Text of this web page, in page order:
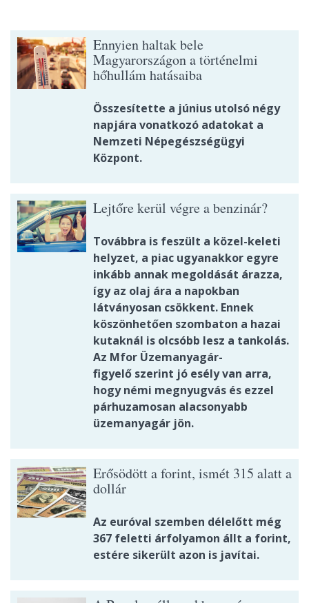
Ennyien haltak bele
Magyarországon a történelmi
hőhullám hatásaiba
Összesítette a június utolsó négy
napjára vonatkozó adatokat a
Nemzeti Népegészségügyi
Központ.
Lejtőre kerül végre a benzinár?
Továbbra is feszült a közel-keleti
helyzet, a piac ugyanakkor egyre
inkább annak megoldását árazza,
így az olaj ára a napokban
látványosan csökkent. Ennek
köszönhetően szombaton a hazai
kutaknál is olcsóbb lesz a tankolás.
Az Mfor Üzemanyagár-
figyelő szerint jó esély van arra,
hogy némi megnyugvás és ezzel
párhuzamosan alacsonyabb
üzemanyagár jön.
Erősödött a forint, ismét 315 alatt a
dollár
Az euróval szemben délelőtt még
367 feletti árfolyamon állt a forint,
estére sikerült azon is javítai.